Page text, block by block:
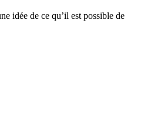
idée de ce qu’il est possible de